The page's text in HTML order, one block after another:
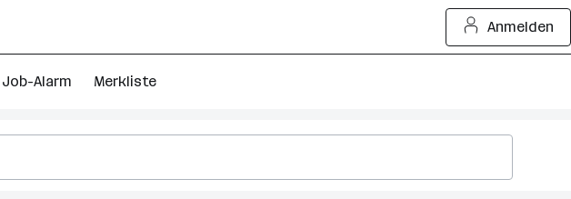
Anmelden
Job-Alarm Merkliste